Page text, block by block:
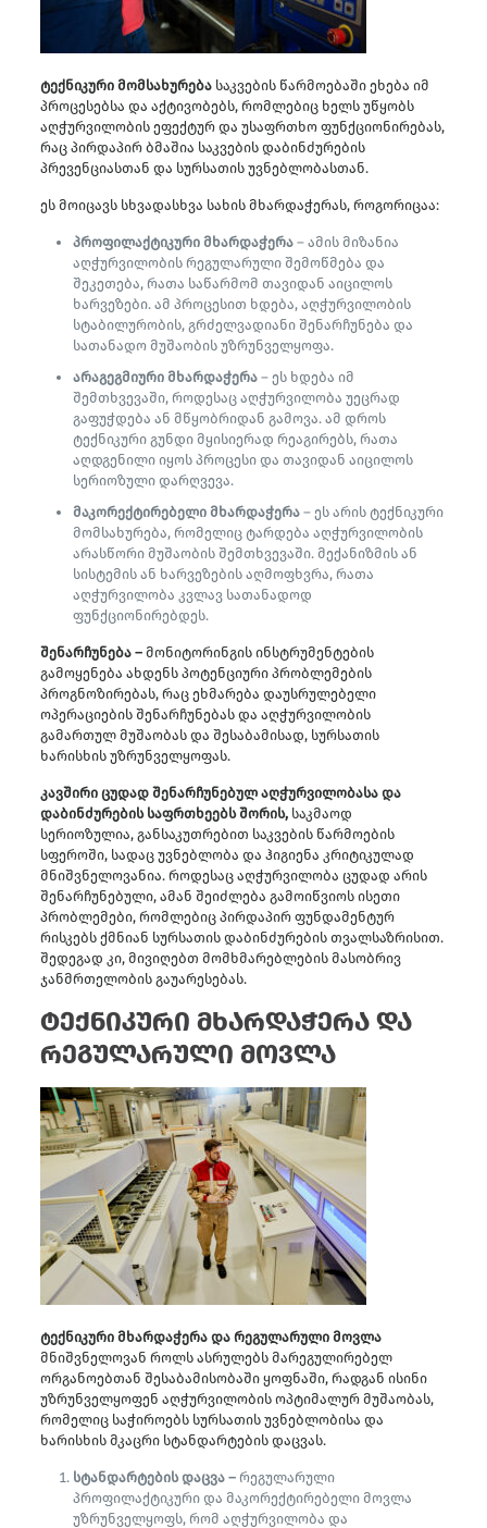
ტექნიკური მომსახურებასაკვების წარმოებაში ეხება იმ
პროცესებსა და აქტივობებს, რომლებიც ხელს უწყობს
აღჭურვილობის ეფექტურ და უსაფრთხო ფუნქციონირებას,
რაც პირდაპირ ბმაშია საკვების დაბინძურების
პრევენციასთან და სურსათის უვნებლობასთან.
ეს მოიცავს სხვადასხვა სახის მხარდაჭერას, როგორიცაა:
პროფილაქტიკური მხარდაჭერა– ამის მიზანია
აღჭურვილობის რეგულარული შემოწმება და
შეკეთება, რათა საწარმომ თავიდან აიცილოს
ხარვეზები. ამ პროცესით ხდება, აღჭურვილობის
სტაბილურობის, გრძელვადიანი შენარჩუნება და
სათანადო მუშაობის უზრუნველყოფა.
არაგეგმიური მხარდაჭერა– ეს ხდება იმ
შემთხვევაში, როდესაც აღჭურვილობა უეცრად
გაფუჭდება ან მწყობრიდან გამოვა. ამ დროს
ტექნიკური გუნდი მყისიერად რეაგირებს, რათა
აღდგენილი იყოს პროცესი და თავიდან აიცილოს
სერიოზული დარღვევა.
მაკორექტირებელი მხარდაჭერა– ეს არის ტექნიკური
მომსახურება, რომელიც ტარდება აღჭურვილობის
არასწორი მუშაობის შემთხვევაში. მექანიზმის ან
სისტემის ან ხარვეზების აღმოფხვრა, რათა
აღჭურვილობა კვლავ სათანადოდ
ფუნქციონირებდეს.
შენარჩუნება – მონიტორინგის ინსტრუმენტების
გამოყენება ახდენს პოტენციური პრობლემების
პროგნოზირებას, რაც ეხმარება დაუსრულებელი
ოპერაციების შენარჩუნებას და აღჭურვილობის
გამართულ მუშაობას და შესაბამისად, სურსათის
ხარისხის უზრუნველყოფას.
კავშირი ცუდად შენარჩუნებულ აღჭურვილობასა და
დაბინძურების საფრთხეებს შორის, საკმაოდ
სერიოზულია, განსაკუთრებით საკვების წარმოების
სფეროში, სადაც უვნებლობა და ჰიგიენა კრიტიკულად
მნიშვნელოვანია. როდესაც აღჭურვილობა ცუდად არის
შენარჩუნებული, ამან შეიძლება გამოიწვიოს ისეთი
პრობლემები, რომლებიც პირდაპირ ფუნდამენტურ
რისკებს ქმნიან სურსათის დაბინძურების თვალსაზრისით.
შედეგად კი, მივიღებთ მომხმარებლების მასობრივ
ჯანმრთელობის გაუარესებას.
ტექნიკური მხარდაჭერა და
რეგულარული მოვლა
ტექნიკური მხარდაჭერა და რეგულარული მოვლა
მნიშვნელოვან როლს ასრულებს მარეგულირებელ
ორგანოებთან შესაბამისობაში ყოფნაში, რადგან ისინი
უზრუნველყოფენ აღჭურვილობის ოპტიმალურ მუშაობას,
რომელიც საჭიროებს სურსათის უვნებლობისა და
ხარისხის მკაცრი სტანდარტების დაცვას.
სტანდარტების დაცვა – რეგულარული
პროფილაქტიკური და მაკორექტირებელი მოვლა
უზრუნველყოფს, რომ აღჭურვილობა და